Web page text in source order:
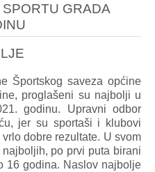
GRADA
Športskog saveza općine
proglašeni su najbolji u
godinu. Upravni odbor
jer su sportaši i klubovi
dobre rezultate. U svom
po prvi puta birani
16 godina. Naslov najbolje